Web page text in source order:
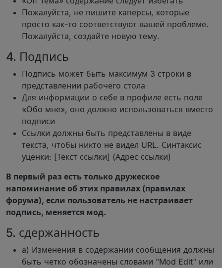
Пожалуйста, не пишите каперсы, которые
просто как-то соответствуют вашей проблеме.
Пожалуйста, создайте новую тему.
4. Подпись
Подпись может быть максимум 3 строки в
представлении рабочего стола
Для информации о себе в профиле есть поле
«Обо мне», оно должно использоваться вместо
подписи
Ссылки должны быть представлены в виде
текста, чтобы никто не видел URL. Синтаксис
уценки: [Текст ссылки] (Адрес ссылки)
В первый раз есть только дружеское
напоминание об этих правилах (правилах
форума), если пользователь не настраивает
подпись, меняется мод.
5. сдержанность
a) Изменения в содержании сообщения должны
быть четко обозначены словами "Mod Edit" или